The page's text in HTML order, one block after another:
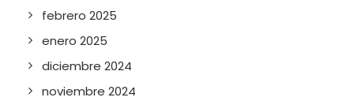
febrero 2025
enero 2025
diciembre 2024
noviembre 2024